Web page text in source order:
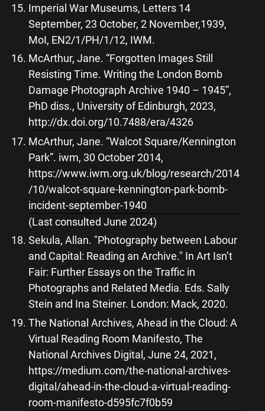
Imperial War Museums, Letters 14
September, 23 October, 2 November,1939,
MoI, EN2/1/PH/1/12, IWM.
McArthur, Jane. “Forgotten Images Still
Resisting Time. Writing the London Bomb
Damage Photograph Archive 1940 – 1945”,
PhD diss., University of Edinburgh, 2023,
http://dx.doi.org/10.7488/era/4326
McArthur, Jane. “Walcot Square/Kennington
Park”. iwm, 30 October 2014,
https://www.iwm.org.uk/blog/research/2014
/10/walcot-square-kennington-park-bomb-
incident-september-1940
(Last consulted June 2024)
Sekula, Allan. "Photography between Labour
and Capital: Reading an Archive." In Art Isn’t
Fair: Further Essays on the Traffic in
Photographs and Related Media. Eds. Sally
Stein and Ina Steiner. London: Mack, 2020.
The National Archives, Ahead in the Cloud: A
Virtual Reading Room Manifesto, The
National Archives Digital, June 24, 2021,
https://medium.com/the-national-archives-
digital/ahead-in-the-cloud-a-virtual-reading-
room-manifesto-d595fc7f0b59